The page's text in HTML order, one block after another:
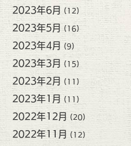
2023年6月 (12)
2023年5月 (16)
2023年4月 (9)
2023年3月 (15)
2023年2月 (11)
2023年1月 (11)
2022年12月 (20)
2022年11月 (12)